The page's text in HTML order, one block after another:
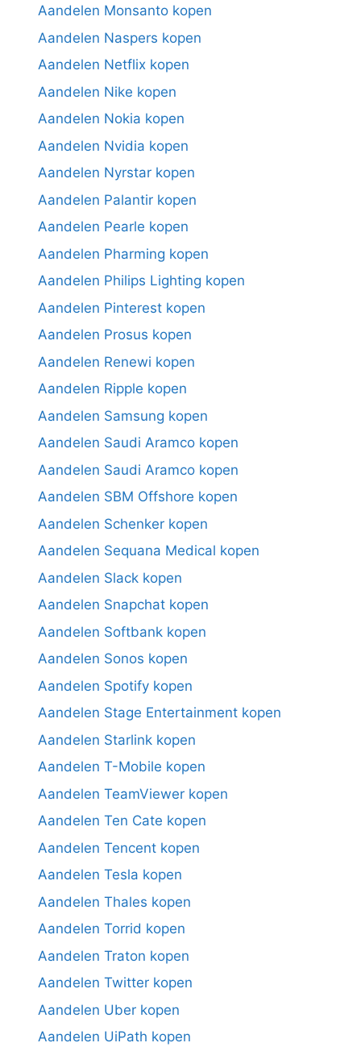
Aandelen Monsanto kopen
Aandelen Naspers kopen
Aandelen Netflix kopen
Aandelen Nike kopen
Aandelen Nokia kopen
Aandelen Nvidia kopen
Aandelen Nyrstar kopen
Aandelen Palantir kopen
Aandelen Pearle kopen
Aandelen Pharming kopen
Aandelen Philips Lighting kopen
Aandelen Pinterest kopen
Aandelen Prosus kopen
Aandelen Renewi kopen
Aandelen Ripple kopen
Aandelen Samsung kopen
Aandelen Saudi Aramco kopen
Aandelen Saudi Aramco kopen
Aandelen SBM Offshore kopen
Aandelen Schenker kopen
Aandelen Sequana Medical kopen
Aandelen Slack kopen
Aandelen Snapchat kopen
Aandelen Softbank kopen
Aandelen Sonos kopen
Aandelen Spotify kopen
Aandelen Stage Entertainment kopen
Aandelen Starlink kopen
Aandelen T-Mobile kopen
Aandelen TeamViewer kopen
Aandelen Ten Cate kopen
Aandelen Tencent kopen
Aandelen Tesla kopen
Aandelen Thales kopen
Aandelen Torrid kopen
Aandelen Traton kopen
Aandelen Twitter kopen
Aandelen Uber kopen
Aandelen UiPath kopen